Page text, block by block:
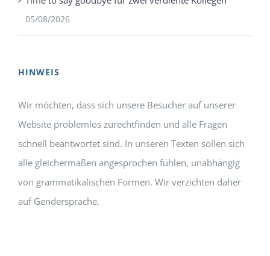
05/08/2026
HINWEIS
Wir möchten, dass sich unsere Besucher auf unserer
Website problemlos zurechtfinden und alle Fragen
schnell beantwortet sind. In unseren Texten sollen sich
alle gleichermaßen angesprochen fühlen, unabhängig
von grammatikalischen Formen. Wir verzichten daher
auf Gendersprache.